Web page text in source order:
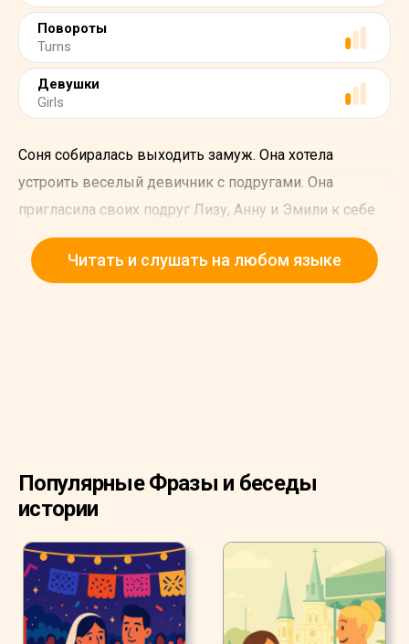
Повороты
Turns
Девушки
Girls
Соня собиралась выходить замуж. Она хотела
устроить веселый девичник с подругами. Она
пригласила своих подруг Лизу, Анну и Эмили к себе
домой на вечеринку.
Когда ее подруги прибыли, они начали украшать
Читать и слушать на любом языке
Популярные Фразы и беседы
истории